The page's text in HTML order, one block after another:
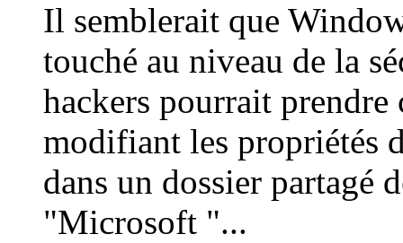
Il semblerait que
touché au niveau de la
hackers pourrait
modifiant les propriétés
dans un dossier partagé
"Microsoft "...